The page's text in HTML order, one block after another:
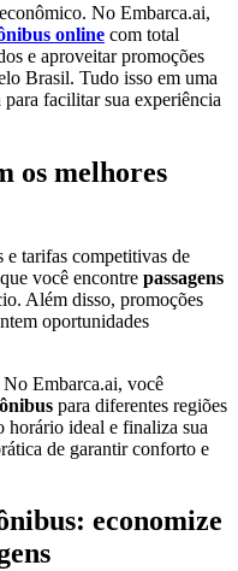
No Embarca.ai,
online com total
e aproveitar promoções
Brasil. Tudo isso em uma
facilitar sua experiência
os melhores
e tarifas competitivas de
você encontre passagens
Além disso, promoções
oportunidades
Embarca.ai, você
para diferentes regiões
horário ideal e finaliza sua
de garantir conforto e
economize